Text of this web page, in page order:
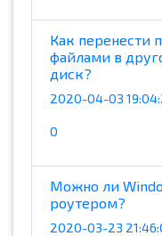
Как перенести
файлами в
диск?
2020-04-03
0
Можно ли
роутером?
2020-03-23